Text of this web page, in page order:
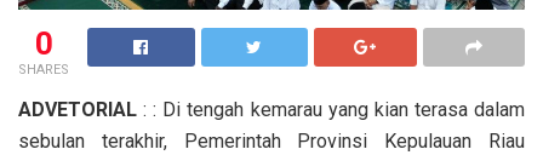
0
SHARES
ADVETORIAL : : Di tengah kemarau yang kian terasa dalam
sebulan terakhir, Pemerintah Provinsi Kepulauan Riau